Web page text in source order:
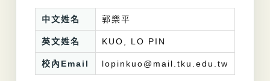
中文姓名 郭樂平
英文姓名 KUO, LO PIN
校內Email lopinkuo@mail.tku.edu.tw